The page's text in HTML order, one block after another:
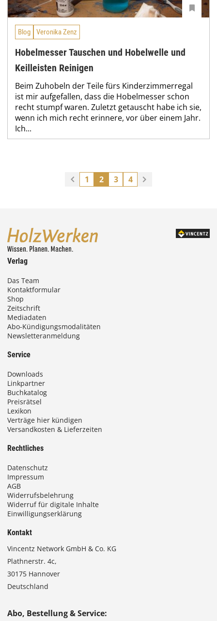
Blog Veronika Zenz
Hobelmesser Tauschen und Hobelwelle und
Keilleisten Reinigen
Beim Zuhobeln der Teile fürs Kinderzimmerregal
ist mir aufgefallen, dass die Hobelmesser schon
recht stumpf waren. Zuletzt getauscht habe ich sie,
wenn ich mich recht erinnere, vor über einem Jahr.
Ich...
1 2 3 4
Verlag
Das Team
Kontaktformular
Shop
Zeitschrift
Mediadaten
Abo-Kündigungsmodalitäten
Newsletteranmeldung
Service
Downloads
Linkpartner
Buchkatalog
Preisrätsel
Lexikon
Verträge hier kündigen
Versandkosten & Lieferzeiten
Rechtliches
Datenschutz
Impressum
AGB
Widerrufsbelehrung
Widerruf für digitale Inhalte
Einwilligungserklärung
Kontakt
Vincentz Network GmbH & Co. KG
Plathnerstr. 4c,
30175 Hannover
Deutschland
Abo, Bestellung & Service: